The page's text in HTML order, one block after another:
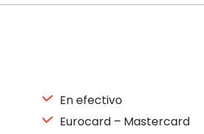
En efectivo
Eurocard – Mastercard